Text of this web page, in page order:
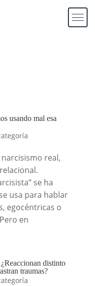
usando mal esa
real,
se ha
usa para hablar
egocéntricas o
en
distinto
traumas?